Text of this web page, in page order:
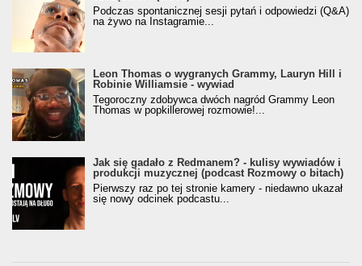
Podczas spontanicznej sesji pytań i odpowiedzi (Q&A)
na żywo na Instagramie...
Leon Thomas o wygranych Grammy, Lauryn Hill i
Robinie Williamsie - wywiad
Tegoroczny zdobywca dwóch nagród Grammy Leon
Thomas w popkillerowej rozmowie!...
Jak się gadało z Redmanem? - kulisy wywiadów i
produkcji muzycznej (podcast Rozmowy o bitach)
Pierwszy raz po tej stronie kamery - niedawno ukazał
się nowy odcinek podcastu...